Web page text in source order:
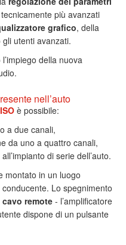
più avanzati
grafico, della
utenti avanzati.
della nuova
nell’auto
è possibile:
a due canali,
da uno a quattro canali,
di serie dell’auto.
montato in un luogo
Lo spegnimento
cavo remote - l’amplificatore
dispone di un pulsante